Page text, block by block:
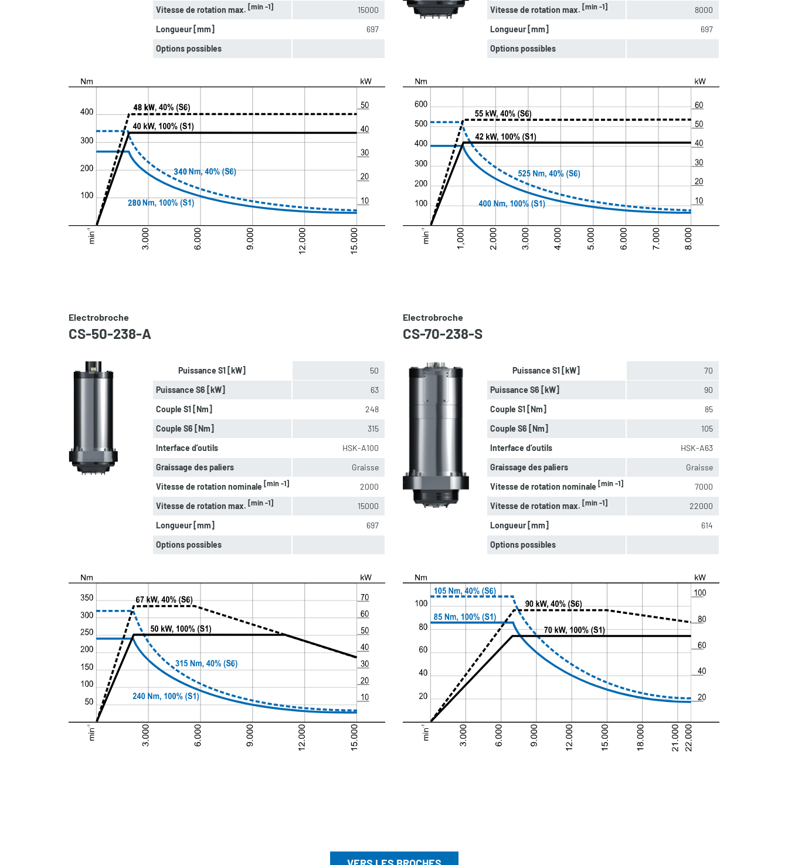
Vitesse de rotation max. [min -1]
15000
Longueur [mm]
697
Options possibles
Vitesse de rotation max. [min -1]
8000
Longueur [mm]
697
Options possibles
Electrobroche
CS-50-238-A
Puissance S1 [kW]
50
Puissance S6 [kW]
63
Couple S1 [Nm]
248
Couple S6 [Nm]
315
Interface d’outils
HSK-A100
Graissage des paliers
Graisse
Vitesse de rotation nominale [min -1]
2000
Vitesse de rotation max. [min -1]
15000
Longueur [mm]
697
Options possibles
Electrobroche
CS-70-238-S
Puissance S1 [kW]
70
Puissance S6 [kW]
90
Couple S1 [Nm]
85
Couple S6 [Nm]
105
Interface d’outils
HSK-A63
Graissage des paliers
Graisse
Vitesse de rotation nominale [min -1]
7000
Vitesse de rotation max. [min -1]
22000
Longueur [mm]
614
Options possibles